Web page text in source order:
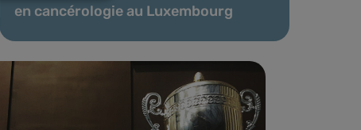
en cancérologie au Luxembourg